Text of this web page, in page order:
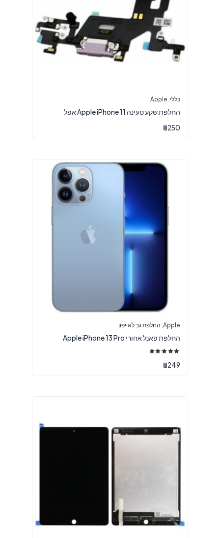
כללי Apple
‏החלפת שקע טעינה Apple iPhone 11 אפל
₪250
Apple החלפת גב לאייפון
‏החלפת פאנל אחורי Apple iPhone 13 Pro
5.00
מתוך 5
₪249